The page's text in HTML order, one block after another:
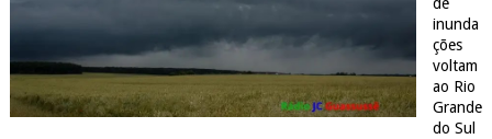
de
inunda
ções
voltam
ao Rio
Grande
do Sul